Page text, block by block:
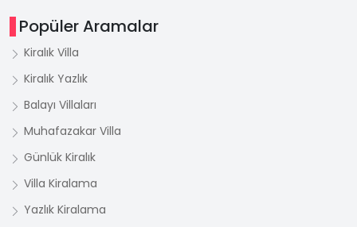
Popüler Aramalar
Kiralık Villa
Kiralık Yazlık
Balayı Villaları
Muhafazakar Villa
Günlük Kiralık
Villa Kiralama
Yazlık Kiralama